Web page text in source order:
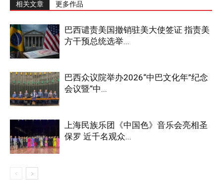
相关文章 更多作品
巴西谴责美国撤销驻美大使签证 指责美
方干预总统选举...
巴西众议院举办2026“中巴文化年”纪念
会议暨“中...
上海民族乐团《中国色》音乐会亮相圣
保罗 近千名观众...